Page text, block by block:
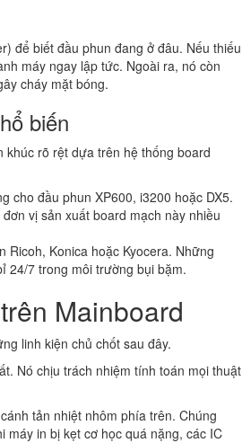
để biết đầu phun đang ở đâu. Nếu thiếu
máy ngay lập tức. Ngoài ra, nó còn
cháy mặt bóng.
biến
rõ rệt dựa trên hệ thống board
cho đầu phun XP600, i3200 hoặc DX5.
vị sản xuất board mạch này nhiều
Ricoh, Konica hoặc Kyocera. Những
24/7 trong môi trường bụi bặm.
Mainboard
linh kiện chủ chốt sau đây.
Nó chịu trách nhiệm tính toán mọi thuật
tản nhiệt nhôm phía trên. Chúng
máy in bị kẹt cơ học quá nặng, các IC